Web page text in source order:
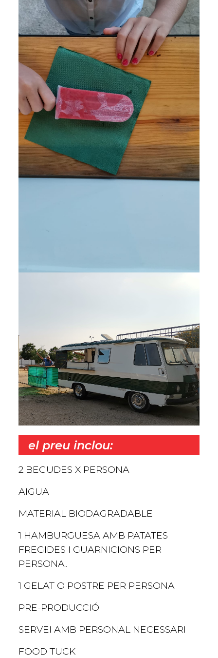
el preu inclou:
2 BEGUDES X PERSONA
AIGUA
MATERIAL BIODAGRADABLE
1 HAMBURGUESA AMB PATATES
FREGIDES I GUARNICIONS PER
PERSONA.
1 GELAT O POSTRE PER PERSONA
PRE-PRODUCCIÓ
SERVEI AMB PERSONAL NECESSARI
FOOD TUCK